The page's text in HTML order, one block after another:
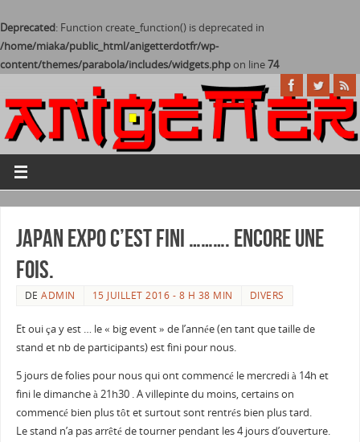
Deprecated: Function create_function() is deprecated in
/home/miaka/public_html/anigetterdotfr/wp-
content/themes/parabola/includes/widgets.phpon line74
Japan Expo c’est fini ………. encore une
fois.
DEADMIN 15 JUILLET 2016 - 8 H 38 MIN DIVERS
Et oui ça y est … le « big event » de l’année (en tant que taille de
stand et nb de participants) est fini pour nous.
5 jours de folies pour nous qui ont commencé le mercredi à 14h et
fini le dimanche à 21h30 . A villepinte du moins, certains on
commencé bien plus tôt et surtout sont rentrés bien plus tard.
Le stand n’a pas arrêté de tourner pendant les 4 jours d’ouverture.